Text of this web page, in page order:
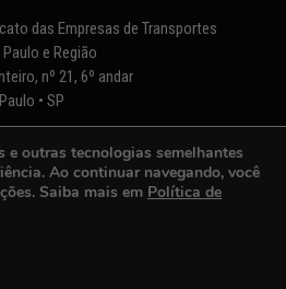
das Empresas de Transportes
e Região
nº 21, 6º andar
• SP
e outras tecnologias semelhantes
Ao continuar navegando, você
Saiba mais em Política de